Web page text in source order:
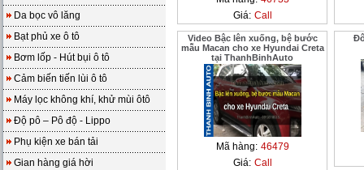
Da bọc vô lăng
Bạt phủ xe ô tô
Bơm lốp - Hút bụi ô tô
Cảm biến tiến lùi ô tô
Máy lọc không khí, khử mùi ôtô
Độ pô – Pô độ - Lippo
Phụ kiện xe bán tải
Gian hàng giá hời
Giá: Call
Video Bậc lên xuống, bệ bước
mẫu Macan cho xe Hyundai Creta
tại ThanhBinhAuto
Mã hàng: 46479
Giá: Call